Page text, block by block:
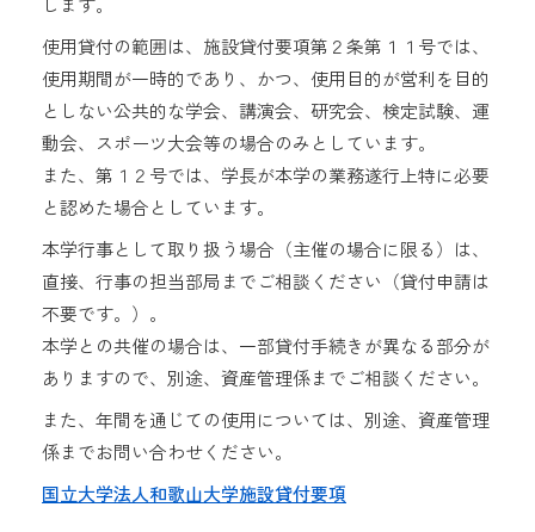
使用貸付の範囲は、施設貸付要項第２条第１１号では、
使用期間が一時的であり、かつ、使用目的が営利を目的
としない公共的な学会、講演会、研究会、検定試験、運
動会、スポーツ大会等の場合のみとしています。
また、第１２号では、学長が本学の業務遂行上特に必要
と認めた場合としています。
本学行事として取り扱う場合（主催の場合に限る）は、
直接、行事の担当部局までご相談ください（貸付申請は
不要です。）。
本学との共催の場合は、一部貸付手続きが異なる部分が
ありますので、別途、資産管理係までご相談ください。
また、年間を通じての使用については、別途、資産管理
係までお問い合わせください。
国立大学法人和歌山大学施設貸付要項